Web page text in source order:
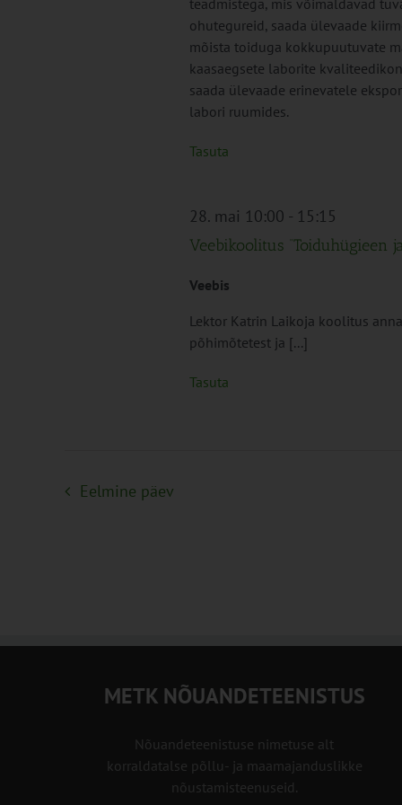
teadmistega, mis võimaldavad
ohutegureid, saada ülevaade
mõista toiduga kokkupuutuvate
kaasaegsete laborite
saada ülevaade erinevatele
labori ruumides.
Tasuta
28. mai 10:00 - 15:15
Veebikoolitus “Toiduhügieen
Veebis
Lektor Katrin Laikoja koolitus
põhimõtetest ja [...]
Tasuta
Eelmine päev
METK NÕUANDETEENISTUS
Nõuandeteenistuse nimetuse alt
korraldatalse põllu- ja maamajanduslikke
nõustamisteenuseid.